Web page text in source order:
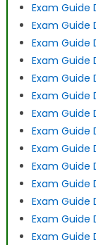
Exam Guide
Exam Guide
Exam Guide
Exam Guide
Exam Guide
Exam Guide
Exam Guide
Exam Guide
Exam Guide
Exam Guide
Exam Guide
Exam Guide
Exam Guide
Exam Guide